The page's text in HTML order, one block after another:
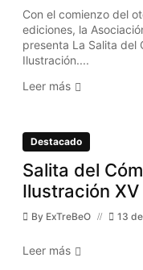
Con el comienzo del
ediciones, la
presenta La Salita del
Ilustración....
Leer más
Destacado
Salita del
Ilustración XV
By ExTreBeO 13
Leer más